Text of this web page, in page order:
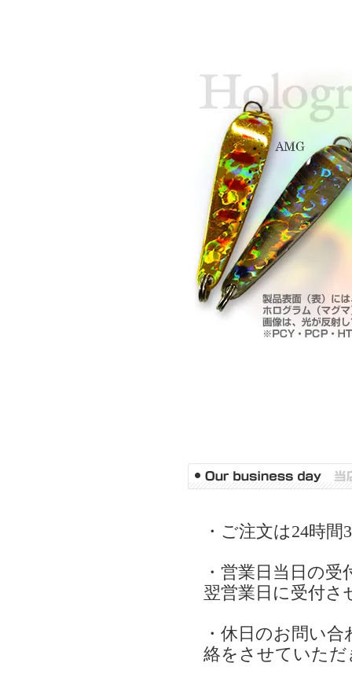
・ご注文は24時
・営業日当日の
翌営業日に受付
・休日のお問い
絡をさせていただ